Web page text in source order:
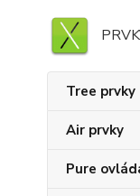
Tree prvky
Air prvky
Pure